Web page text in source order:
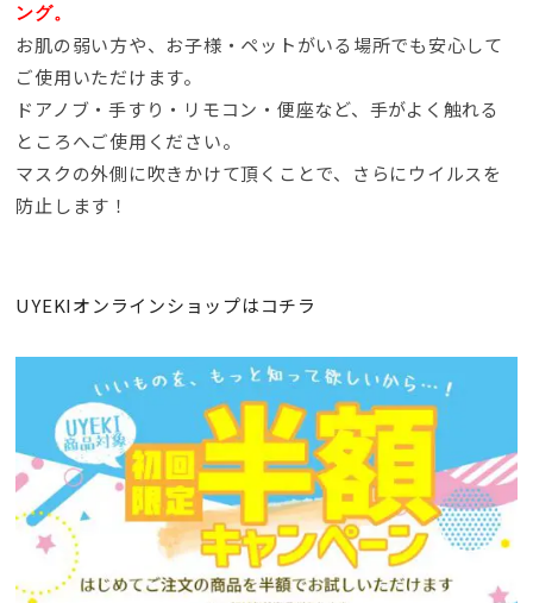
ング。
お肌の弱い方や、お子様・ペットがいる場所でも安心して
ご使用いただけます。
ドアノブ・手すり・リモコン・便座など、手がよく触れる
ところへご使用ください。
マスクの外側に吹きかけて頂くことで、さらにウイルスを
防止します！
UYEKIオンラインショップはコチラ